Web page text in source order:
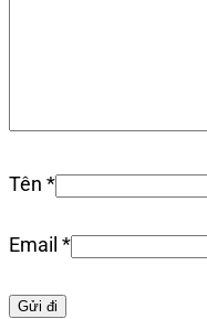
Tên *
Email *